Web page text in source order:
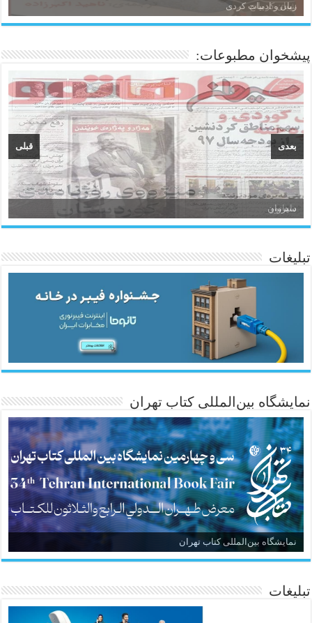
زبان و ادبیات کردی
پیشخوان مطبوعات:
سیروان
ئاژانسی هەواڵی مێهر
قبلی بعدی
تبلیغات
نمایشگاه بین‌المللی کتاب تهران
نمایشگاه بین‌المللی کتاب تهران
تبلیغات